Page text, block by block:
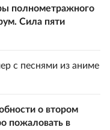
полнометражного
Сила пяти
с песнями из аниме
о втором
пожаловать в